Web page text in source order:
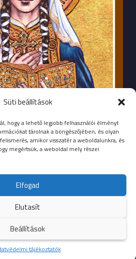
Süti beállítások
hogy a lehető legjobb felhasználói élményt
tárolnak a böngészőjében, és olyan
amikor visszatér a weboldalunkra, és
megértsük, a weboldal mely részei
Elfogad
Elutasít
Beállítások
tájékoztatók